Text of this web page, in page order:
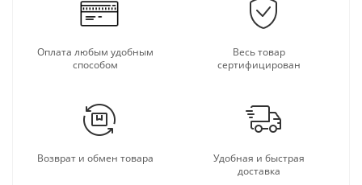
Оплата любым удобным
способом
Весь товар
сертифицирован
Возврат и обмен товара
Удобная и быстрая
доставка